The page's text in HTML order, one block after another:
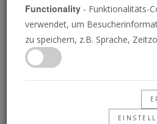
Amerikas Rückzug von der
Weltordnung und erfüllt einen
Prophezeiung erklärt.
Functionality - Funktionalitäts-
verwendet, um
zu speichern, z.B. Sprache,